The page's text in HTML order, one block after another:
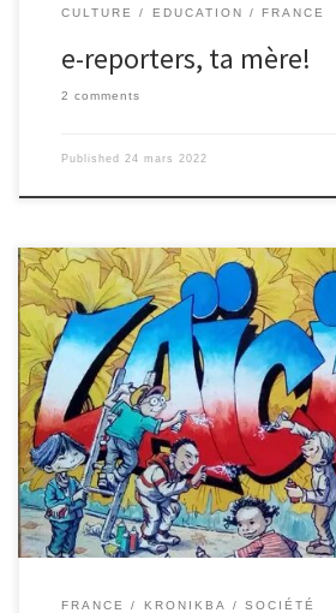
CULTURE EDUCATION FRANCE
e-reporters, ta mère!
2 comments
Published 24 mars 2022
rencontre avec Jean Marc Vareille,
Corrèze. [iframe
src= »https://embed.acast.com/
f691756d540012bb24a7″ frameBorder=
height= »80px »] Margaux Saintemarie,
Maniac (3ème)
FRANCE KRONIKBA SOCIÉTÉ